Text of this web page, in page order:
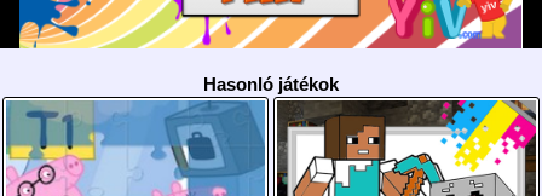
Hasonló játékok